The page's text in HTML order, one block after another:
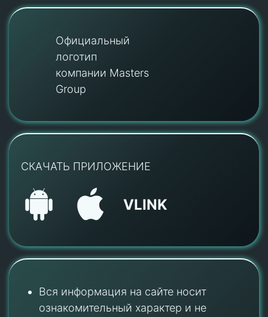
Официальный
логотип
компании Masters
Group
СКАЧАТЬ ПРИЛОЖЕНИЕ
VLINK
Вся информация на сайте носит
ознакомительный характер и не